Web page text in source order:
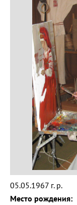
05.05.1967 г. р.
Место рождения: